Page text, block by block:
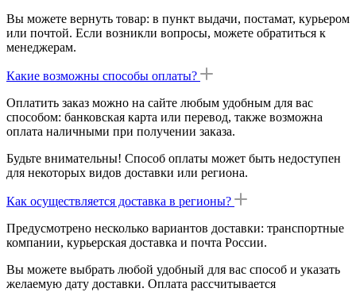
Вы можете вернуть товар: в пункт выдачи, постамат, курьером
или почтой. Если возникли вопросы, можете обратиться к
менеджерам.
Какие возможны способы оплаты?
Оплатить заказ можно на сайте любым удобным для вас
способом: банковская карта или перевод, также возможна
оплата наличными при получении заказа.
Будьте внимательны! Способ оплаты может быть недоступен
для некоторых видов доставки или региона.
Как осуществляется доставка в регионы?
Предусмотрено несколько вариантов доставки: транспортные
компании, курьерская доставка и почта России.
Вы можете выбрать любой удобный для вас способ и указать
желаемую дату доставки. Оплата рассчитывается